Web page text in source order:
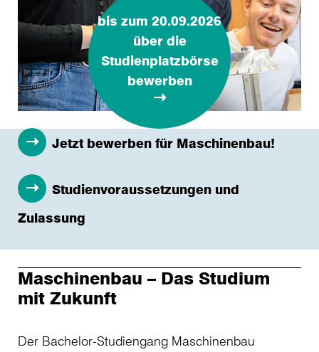
bis zum 20.09.2026
über die
Studienplatzbörse
bewerben
Jetzt bewerben für Maschinenbau!
Studienvoraussetzungen und
Zulassung
Maschinenbau – Das Studium
mit Zukunft
Der Bachelor-Studiengang Maschinenbau